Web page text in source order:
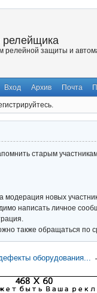
релейной защиты и
Вход Архив Почта
старым
модерация новых
написать личное
также обращаться по
оборудования...